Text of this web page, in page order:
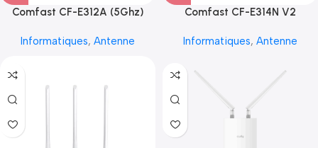
Comfast CF-E312A (5Ghz)
Informatiques, Antenne
Comfast CF-E314N V2
Informatiques, Antenne